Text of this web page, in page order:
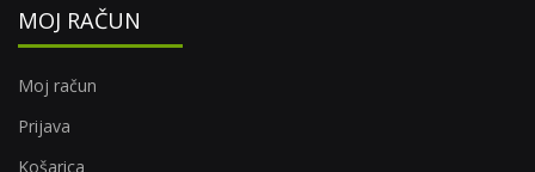
MOJ RAČUN
Moj račun
Prijava
Košarica